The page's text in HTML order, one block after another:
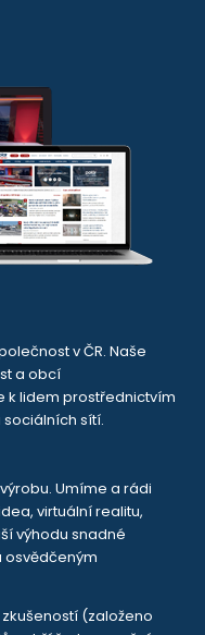
v ČR. Naše
a obcí
k lidem prostřednictvím
sítí.
Umíme a rádi
virtuální realitu,
výhodu snadné
osvědčeným
(založeno